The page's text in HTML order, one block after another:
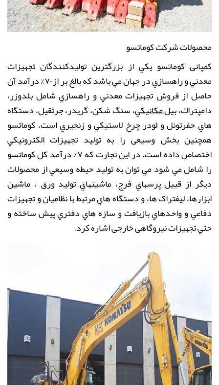
محصولات شرکت کوماتسو
کمپانی كوماتسو يكي از بزرگترين توليدكنندگان تجهيزات
معدني و راهسازي در جهان مي باشد كه بالغ بر از۷۰% درآمد آن
حاصل از فروش تجهيزات معدني و راهسازي شامل بلدوزر،
دامپتراك،بيل مكانيكي، سنگ شكن، گريدر، جرثقيل، دستگاه
هاي حفرتونل ولودر چرخ لاستيكيوزنجيرياست، كوماتسو
همچنين بخش وسیعی را به توليد تجهيزات الكترونيكي
اختصاص داده است.
در اين تجارت كه ۷% درآمد كل كوماتسو
را شامل مي شود مي توان به توليد حيطه وسيعي از محصولات
ديگر از قبيل پرسهاي فرج، ماشينهاي توليد ورق ، ماشين
ابزارها، ليفتراک ها، و دستگاه هاي مرتبط با نظاميان و تجهيزات
دفاعي و واحدهاي بازيافت و سازه هاي دفتري پيش ساخته و
حتي تجهيزات نيروگاهی خارجی اشاره كرد.